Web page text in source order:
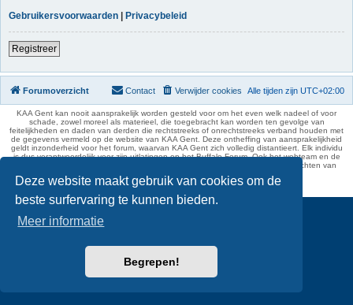
Deze website maakt gebruik van cookies om de
beste surfervaring te kunnen bieden.
Meer informatie
Begrepen!
Gebruikersvoorwaarden | Privacybeleid
Registreer
Forumoverzicht Alle tijden zijn UTC+02:00
Verwijder cookies
Contact
KAA Gent kan nooit aansprakelijk worden gesteld voor om het even welk nadeel of voor
schade, zowel moreel als materieel, die toegebracht kan worden ten gevolge van
feitelijkheden en daden van derden die rechtstreeks of onrechtstreeks verband houden met
de gegevens vermeld op de website van KAA Gent. Deze ontheffing van aansprakelijkheid
geldt inzonderheid voor het forum, waarvan KAA Gent zich volledig distantieert. Elk individu
is dus verantwoordelijk voor zijn uitlatingen op het Buffalo Forum. Ook het webteam en de
moderators kunnen niet aansprakelijk gesteld worden voor de inhoud van berichten van
phpBB Two Factor Authentication ©paul999